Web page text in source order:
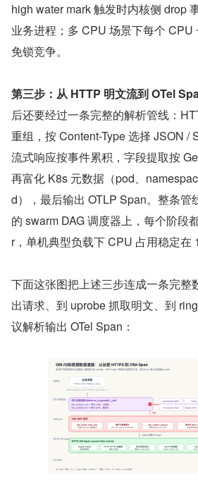
high water mark 触发时内核侧 drop
业务进程；多 CPU 场景下每个 CPU
免锁竞争。
第三步：从 HTTP 明文流到 OTel
后还要经过一条完整的解析管线：
重组，按 Content-Type 选择 JSON /
流式响应按事件累积，字段提取按
再富化 K8s 元数据（pod、
d），最后输出 OTLP Span。整条管
的 swarm DAG 调度器上，每个阶段
r，单机典型负载下 CPU 占用稳定在
下面这张图把上述三步连成一条完
出请求、到 uprobe 抓取明文、到
议解析输出 OTel Span：